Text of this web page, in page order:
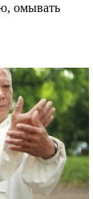
омывать